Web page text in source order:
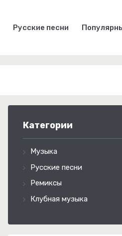
Русские песни
Категории
Музыка
Русские песни
Ремиксы
Клубная музыка